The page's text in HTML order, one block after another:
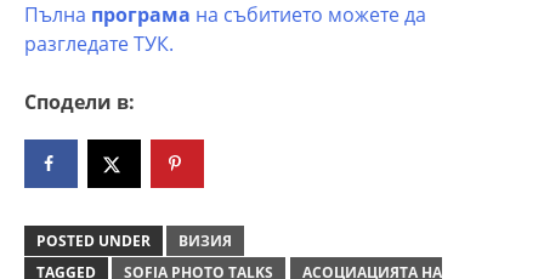
Пълна програма на събитието можете да
разгледате ТУК.
Сподели в:
POSTED UNDER
ВИЗИЯ
TAGGED
SOFIA PHOTO TALKS
АСОЦИАЦИЯТА НА